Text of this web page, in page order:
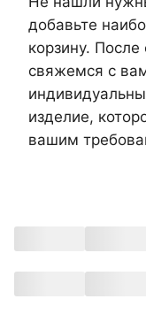
добавьте
корзину.
свяжемся с
изделие,
вашим